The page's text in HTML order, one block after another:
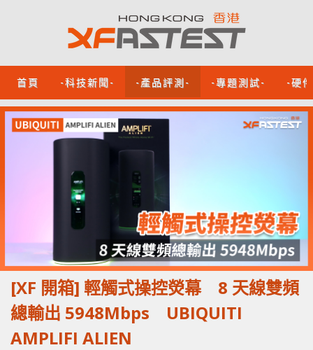
首頁 -科技新聞- -產品評測- -專題測試- -硬
[XF 開箱] 輕觸式操控熒幕 8 天線雙頻
總輸出 5948Mbps UBIQUITI
AMPLIFI ALIEN